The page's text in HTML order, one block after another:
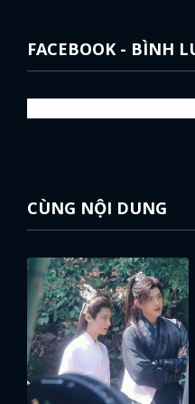
FACEBOOK - BÌNH
CÙNG NỘI DUNG